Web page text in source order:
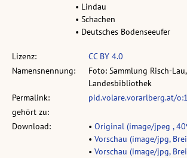
• Lindau
• Schachen
• Deutsches Bodenseeufer
Lizenz:
CC BY 4.0
Namensnennung:
Foto: Sammlung Risch-
Landesbibliothek
Permalink:
pid.volare.vorarlberg.at/
gehört zu:
Download:
• Original (image/jpeg ,
• Vorschau (image/jpg,
• Vorschau (image/jpg,